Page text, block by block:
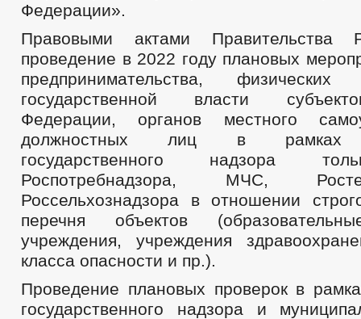
Федерации».
Правовыми актами Правительства
проведение в 2022 году плановых
предпринимательства,
государственной власти
Федерации, органов местного
должностных лиц в рамках
государственного надзора
Роспотребнадзора, МЧС,
Россельхознадзора в отношении
перечня объектов
учреждения, учреждения
класса опасности и пр.).
Проведение плановых проверок в
государственного надзора и